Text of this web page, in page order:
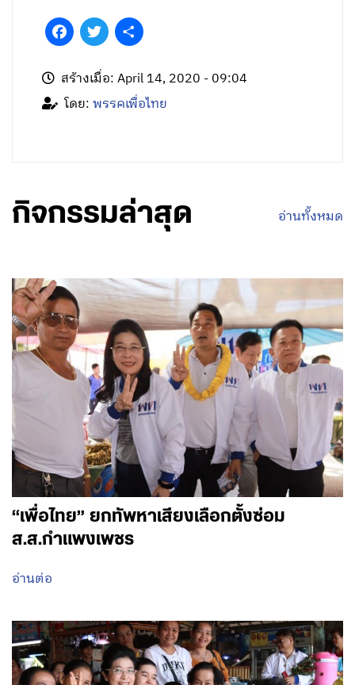
FacebookTwitter
สร้างเมื่อ: April 14, 2020 - 09:04
โดย:พรรคเพื่อไทย
กิจกรรมล่าสุด อ่านทั้งหมด
“เพื่อไทย” ยกทัพหาเสียงเลือกตั้งซ่อม
ส.ส.กำแพงเพชร
อ่านต่อ